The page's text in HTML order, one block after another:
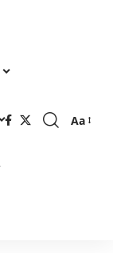
Font
Aa